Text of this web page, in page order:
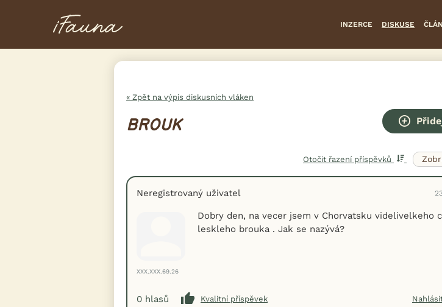
INZERCE DISKUSE
« Zpět na výpis diskusních vláken
BROUK
Otočit řazení příspěvků
Neregistrovaný uživatel
XXX.XXX.69.26
Dobry den, na vecer jsem v Chorvatsku videlivelkeho
leskleho brouka . Jak se nazývá?
0 hlasů Kvalitní příspěvek